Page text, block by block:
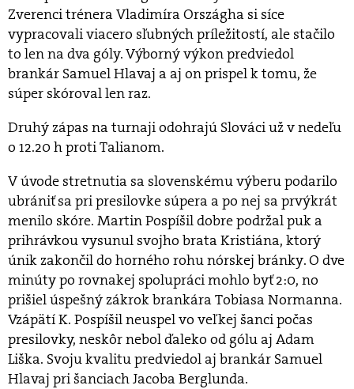
Zverenci trénera Vladimíra Országha si síce
vypracovali viacero sľubných príležitostí, ale stačilo
to len na dva góly. Výborný výkon predviedol
brankár Samuel Hlavaj a aj on prispel k tomu, že
súper skóroval len raz.
Druhý zápas na turnaji odohrajú Slováci už v nedeľu
o 12.20 h proti Talianom.
V úvode stretnutia sa slovenskému výberu podarilo
ubrániť sa pri presilovke súpera a po nej sa prvýkrát
menilo skóre. Martin Pospíšil dobre podržal puk a
prihrávkou vysunul svojho brata Kristiána, ktorý
únik zakončil do horného rohu nórskej bránky. O dve
minúty po rovnakej spolupráci mohlo byť 2:0, no
prišiel úspešný zákrok brankára Tobiasa Normanna.
Vzápätí K. Pospíšil neuspel vo veľkej šanci počas
presilovky, neskôr nebol ďaleko od gólu aj Adam
Liška. Svoju kvalitu predviedol aj brankár Samuel
Hlavaj pri šanciach Jacoba Berglunda.